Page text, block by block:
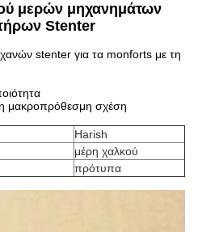
μερών μηχανημάτων
Stenter
stenter για τα monforts με τη
μακροπρόθεσμη σχέση
Harish
μέρη χαλκού
πρότυπα